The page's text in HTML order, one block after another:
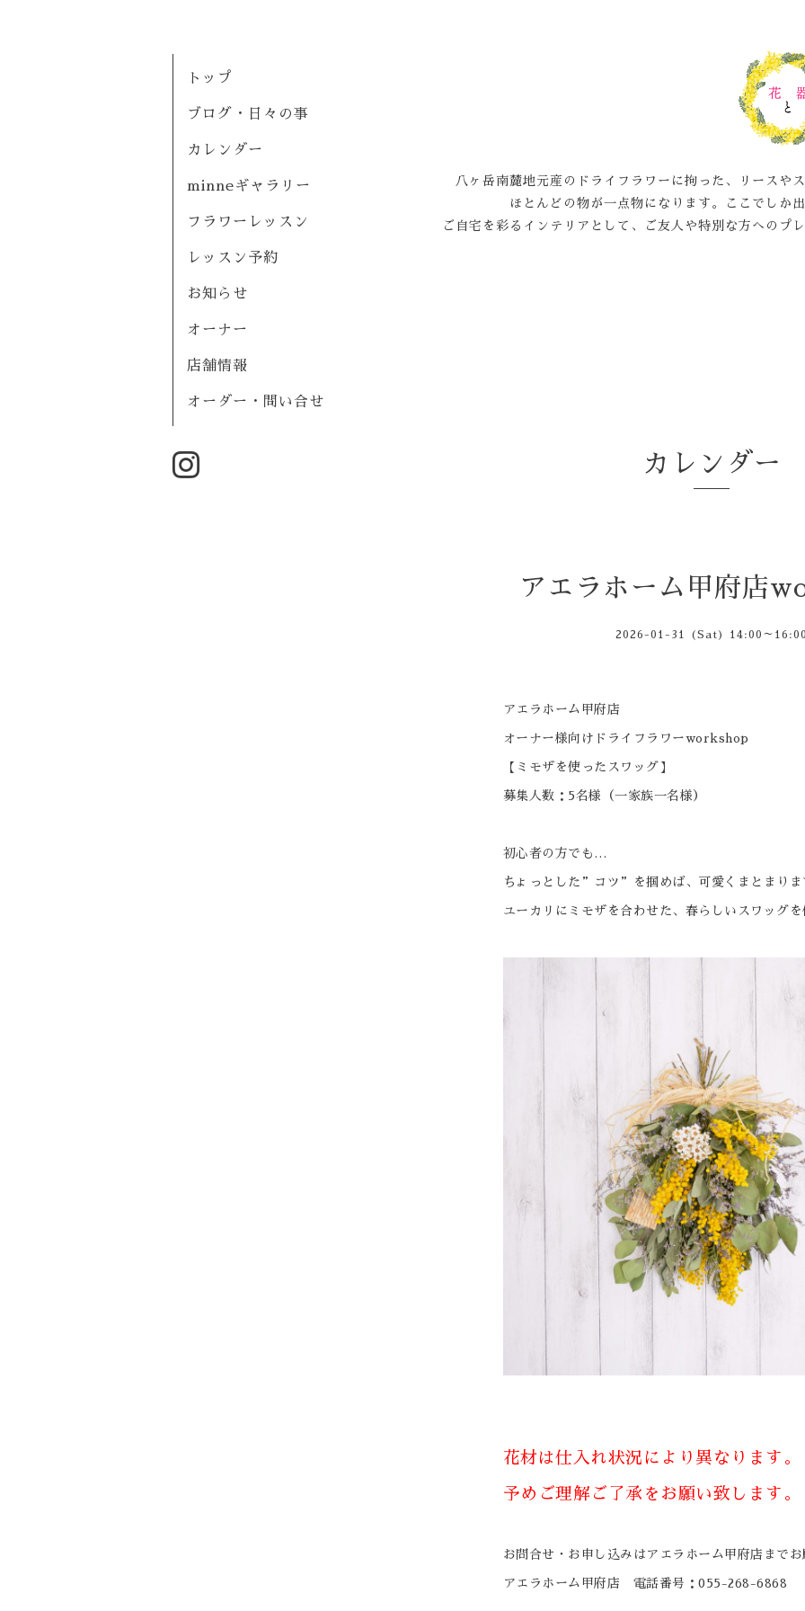
八ヶ岳南麓地元産のドライフラワーに拘った、リースや
ほとんどの物が一点物になります。ここでしか
ご自宅を彩るインテリアとして、ご友人や特別な方へのプ
トップ
ブログ・日々の事
カレンダー
minneギャラリー
フラワーレッスン
レッスン予約
お知らせ
オーナー
店舗情報
オーダー・問い合せ
カレンダー
アエラホーム甲府店
2026-01-31 (Sat) 14:00～16:00
アエラホーム甲府店
オーナー様向けドライフラワーworkshop
【ミモザを使ったスワッグ】
募集人数：5名様（一家族一名様）
初心者の方でも…
ちょっとした”コツ”を掴めば、可愛くまとまりま
ユーカリにミモザを合わせた、春らしいスワッグを
花材は仕入れ状況により異なります。
予めご理解ご了承をお願い致します。
お問合せ・お申し込みはアエラホーム甲府店までお
アエラホーム甲府店 電話番号：055-268-6868